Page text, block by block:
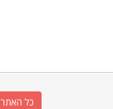
כל האתר